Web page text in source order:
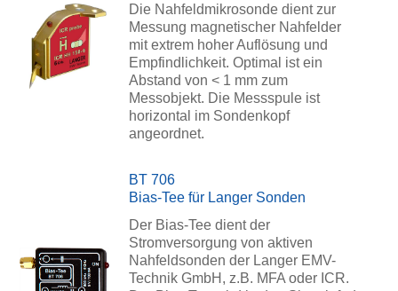
Die Nahfeldmikrosonde dient zur
Messung magnetischer Nahfelder
mit extrem hoher Auflösung und
Empfindlichkeit. Optimal ist ein
Abstand von < 1 mm zum
Messobjekt. Die Messspule ist
horizontal im Sondenkopf
angeordnet.
BT 706
Bias-Tee für Langer Sonden
Der Bias-Tee dient der
Stromversorgung von aktiven
Nahfeldsonden der Langer EMV-
Technik GmbH, z.B. MFA oder ICR.